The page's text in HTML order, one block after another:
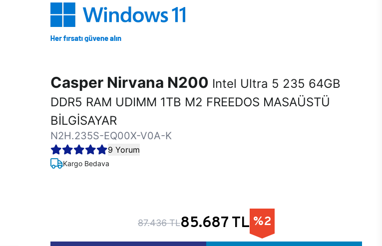
Casper Nirvana N200 Intel Ultra 5 235 64GB
DDR5 RAM UDIMM 1TB M2 FREEDOS MASAÜSTÜ
BİLGİSAYAR
N2H.235S-EQ00X-V0A-K
9 Yorum
Kargo Bedava
87.436 TL85.687 TL %2